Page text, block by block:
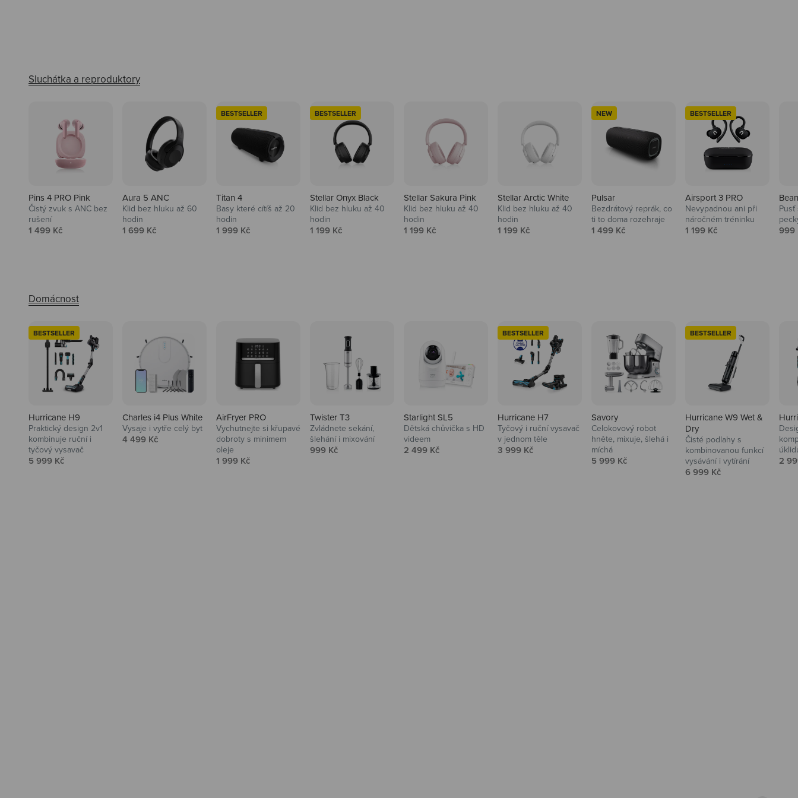
Pins 4 PRO Pink
Čistý zvuk s ANC bez
rušení
Prodejní cena
1 499 Kč
Aura 5 ANC
Klid bez hluku až 60
hodin
Prodejní cena
1 699 Kč
BESTSELLER
Titan 4
Basy které cítíš až 20
hodin
Prodejní cena
1 999 Kč
BESTSELLER
Stellar Onyx Black
Klid bez hluku až 40
hodin
Prodejní cena
1 199 Kč
Stellar Sakura Pink
Klid bez hluku až 40
hodin
Prodejní cena
1 199 Kč
Stellar Arctic White
Klid bez hluku až 40
hodin
Prodejní cena
1 199 Kč
NEW
Pulsar
Bezdrátový reprák, co
ti to doma rozehraje
Prodejní cena
1 499 Kč
BESTSELLER
Airsport 3 PRO
Nevypadnou ani při
náročném tréninku
Prodejní cena
1 199 Kč 999
BESTSELLER
Hurricane H9
Praktický design 2v1
kombinuje ruční i
tyčový vysavač
Prodejní cena
5 999 Kč
Charles i4 Plus White
Vysaje i vytře celý byt
Prodejní cena
4 499 Kč
AirFryer PRO
Vychutnejte si křupavé
dobroty s minimem
oleje
Prodejní cena
1 999 Kč
Twister T3
Zvládnete sekání,
šlehání i mixování
Prodejní cena
999 Kč
Starlight SL5
Dětská chůvička s HD
videem
Prodejní cena
2 499 Kč
BESTSELLER
Hurricane H7
Tyčový i ruční vysavač
v jednom těle
Prodejní cena
3 999 Kč
Savory
Celokovový robot
hněte, mixuje, šlehá i
míchá
Prodejní cena
5 999 Kč
BESTSELLER
Hurricane W9 Wet &
Dry
Čisté podlahy s
kombinovanou funkcí
vysávání i vytírání
Prodejní cena
6 999 Kč
2
Audio
Niceboy sluchátka a repráky ti
padnou do noty.
Domácnost
Vysavače, parťáci do kuchyně i